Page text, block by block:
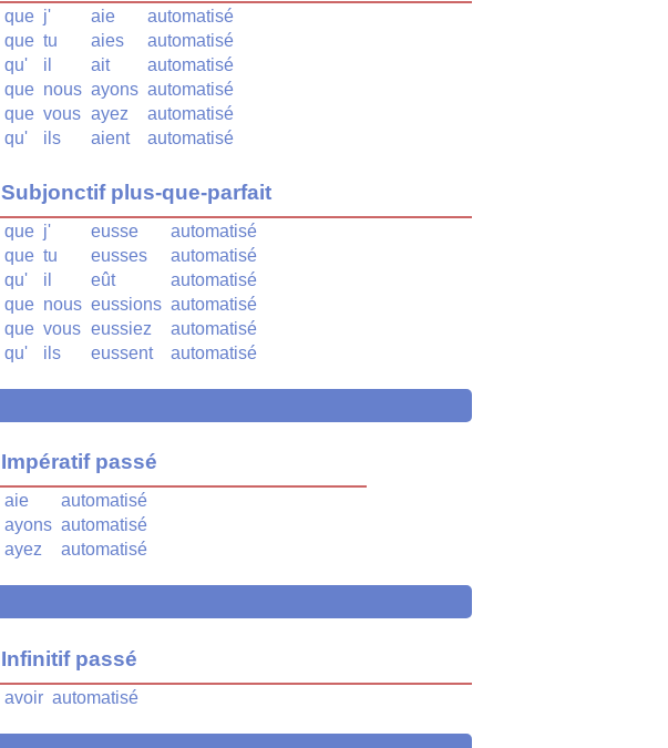
que j' aie
automatisé
que tu aies
automatisé
qu'
il ait
automatisé
que nous ayons automatisé
que vous ayez
automatisé
qu'
ils aient automatisé
Subjonctif plus-que-parfait
que j' eusse
automatisé
que tu eusses
automatisé
qu'
il eût
automatisé
que nous eussions automatisé
que vous eussiez
automatisé
qu'
ils eussent automatisé
Impératif passé
aie
automatisé
ayons automatisé
ayez
automatisé
Infinitif passé
avoir automatisé